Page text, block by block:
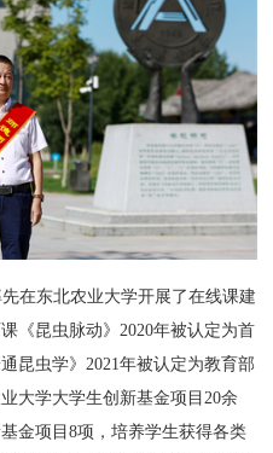
在东北农业大学开展了在线课建
《昆虫脉动》2020年被认定为首
昆虫学》2021年被认定为教育部
大学大学生创新基金项目20余
金项目8项，培养学生获得各类